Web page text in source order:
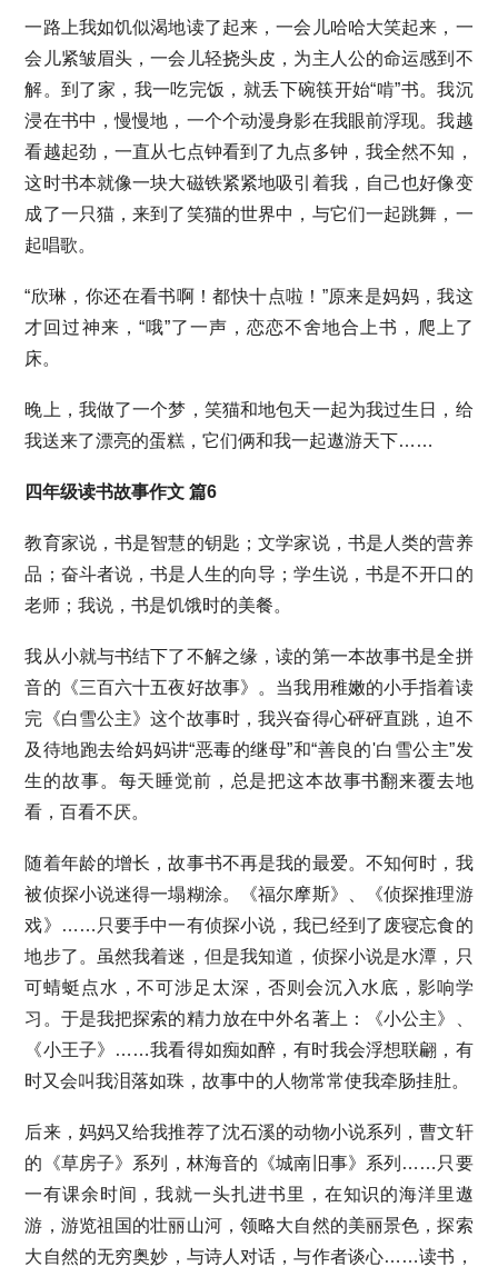
一路上我如饥似渴地读了起来，一会儿哈哈大笑起来，一
会儿紧皱眉头，一会儿轻挠头皮，为主人公的命运感到不
解。到了家，我一吃完饭，就丢下碗筷开始“啃”书。我沉
浸在书中，慢慢地，一个个动漫身影在我眼前浮现。我越
看越起劲，一直从七点钟看到了九点多钟，我全然不知，
这时书本就像一块大磁铁紧紧地吸引着我，自己也好像变
成了一只猫，来到了笑猫的世界中，与它们一起跳舞，一
起唱歌。
“欣琳，你还在看书啊！都快十点啦！”原来是妈妈，我这
才回过神来，“哦”了一声，恋恋不舍地合上书，爬上了
床。
晚上，我做了一个梦，笑猫和地包天一起为我过生日，给
我送来了漂亮的蛋糕，它们俩和我一起遨游天下……
四年级读书故事作文 篇6
教育家说，书是智慧的钥匙；文学家说，书是人类的营养
品；奋斗者说，书是人生的向导；学生说，书是不开口的
老师；我说，书是饥饿时的美餐。
我从小就与书结下了不解之缘，读的第一本故事书是全拼
音的《三百六十五夜好故事》。当我用稚嫩的小手指着读
完《白雪公主》这个故事时，我兴奋得心砰砰直跳，迫不
及待地跑去给妈妈讲“恶毒的继母”和“善良的'白雪公主”发
生的故事。每天睡觉前，总是把这本故事书翻来覆去地
看，百看不厌。
随着年龄的增长，故事书不再是我的最爱。不知何时，我
被侦探小说迷得一塌糊涂。《福尔摩斯》、《侦探推理游
戏》……只要手中一有侦探小说，我已经到了废寝忘食的
地步了。虽然我着迷，但是我知道，侦探小说是水潭，只
可蜻蜓点水，不可涉足太深，否则会沉入水底，影响学
习。于是我把探索的精力放在中外名著上：《小公主》、
《小王子》……我看得如痴如醉，有时我会浮想联翩，有
时又会叫我泪落如珠，故事中的人物常常使我牵肠挂肚。
后来，妈妈又给我推荐了沈石溪的动物小说系列，曹文轩
的《草房子》系列，林海音的《城南旧事》系列……只要
一有课余时间，我就一头扎进书里，在知识的海洋里遨
游，游览祖国的壮丽山河，领略大自然的美丽景色，探索
大自然的无穷奥妙，与诗人对话，与作者谈心……读书，